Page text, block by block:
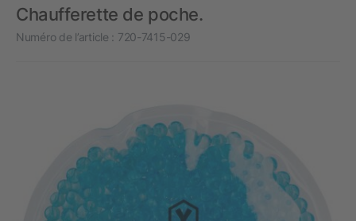
Chaufferette de poche.
Numéro de l’article : 720-7415-029